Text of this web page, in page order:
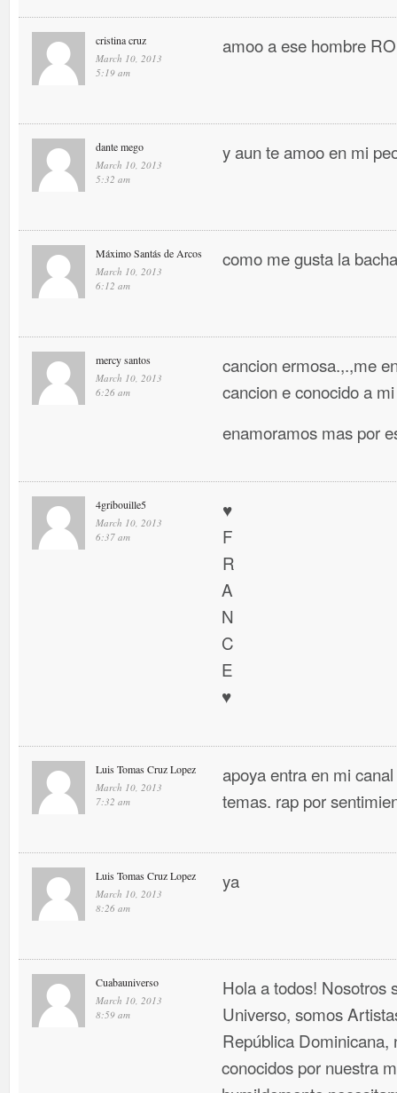
cristina cruz
March 10, 2013
5:19 am
amoo a ese hombre
dante mego
March 10, 2013
5:32 am
y aun te amoo en mi
Máximo Santás de Arcos
March 10, 2013
6:12 am
como me gusta la
mercy santos
March 10, 2013
6:26 am
cancion ermosa.,.,me
cancion e conocido a
enamoramos mas por
4gribouille5
March 10, 2013
6:37 am
♥
F
R
A
N
C
E
♥
Luis Tomas Cruz Lopez
March 10, 2013
7:32 am
apoya entra en mi
temas. rap por
Luis Tomas Cruz Lopez
March 10, 2013
8:26 am
ya
Cuabauniverso
March 10, 2013
8:59 am
Hola a todos! Nosotros
Universo, somos
República Dominicana,
conocidos por nuestra